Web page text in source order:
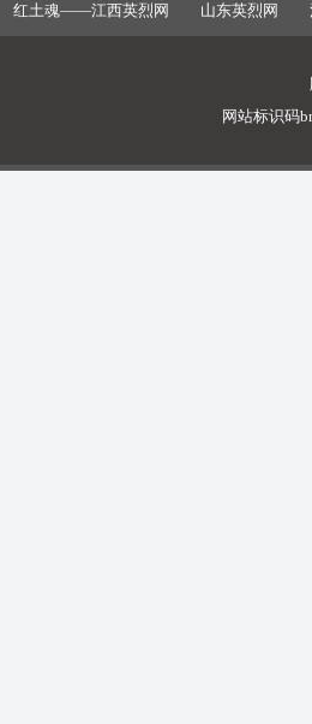
红土魂——江西英烈网
山东英烈网
网站标识码